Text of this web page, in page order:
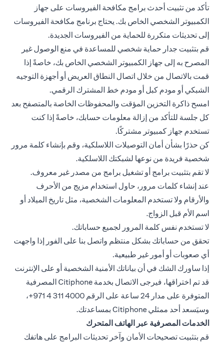
تأكد من تثبيت أحدث برامج مكافحة الفيروسات على جهاز
الكمبيوتر الشخصي الخاص بك. يحتاج برنامج مكافحة الفيروسات
إلى تحديثات متكررة للحماية من الفيروسات الجديدة.
قم بتثبيت جدار حماية شخصي للمساعدة في منع الوصول غير
المصرح به إلى جهاز الكمبيوتر الشخصي الخاص بك، خاصةً إذا
قمت بالاتصال من خلال اتصال النطاق العريض أو أجهزة التوجيه
الشبكي أو مودم كبل أو مودم خط المشترك الرقمي.
امسح ذاكرة التخزين المؤقت والمحفوظات الخاصة بالمتصفح بعد
كل جلسة للتأكد من إزالة معلومات حسابك، خاصةً إذا كنت
تستخدم جهاز كمبيوتر مشتركًا.
كن حذرًا بشأن أمان التوصيلات اللاسلكية، وقم بإنشاء كلمة مرور
شخصية فريدة من نوعها لشبكتك اللاسلكية.
لا تقم بتثبيت برامج أو تشغيل برامج من مصدر غير معروف.
عند إنشاء كلمات مرور، حاول استخدام مزيج من الأحرف
والأرقام ولا تستخدم المعلومات الشخصية، مثل تاريخ الميلاد أو
اسم الأم قبل الزواج.
لا تستخدم نفس كلمة المرور لجميع حساباتك.
تحقق من حساباتك بشكل منتظم واتصل بنا على الفور إذا واجهت
أي صعوبات أو أمور غير طبيعية.
إذا ساورك الشك في أن بياناتك الأمنية الشخصية أو على الإنترنت
قد تم اختراقها، فيرجى الاتصال بخدمة Citiphone المصرفية
المتوفرة على مدار 24 ساعة على الرقم ‎+971 4 311 4000،
وسيَسعد أحد ممثلي Citiphone بمساعدتك.
الخدمات المصرفية عبر الهاتف المتحرك
قم بتثبيت تصحيحات الأمان وآخر تحديثات البرامج على هاتفك